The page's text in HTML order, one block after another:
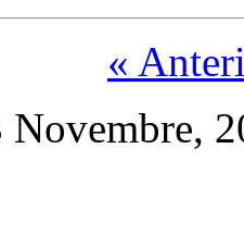
«
Novembre,